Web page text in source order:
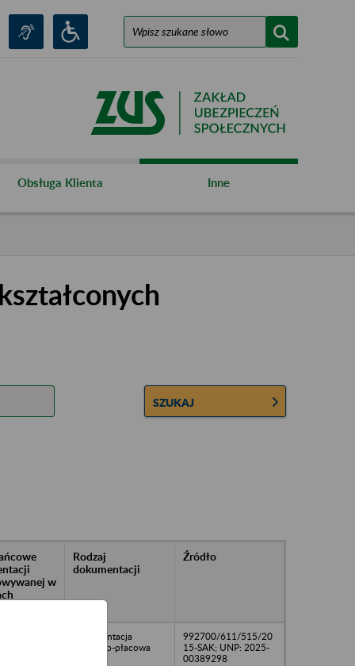
Obsługa Klienta Inne
SZUKAJ
w
Rodzaj
dokumentacji
Źródło
dokumentacja
osobowo-płacowa
992700/611/515/20
15-SAK; UNP: 2025-
00389298